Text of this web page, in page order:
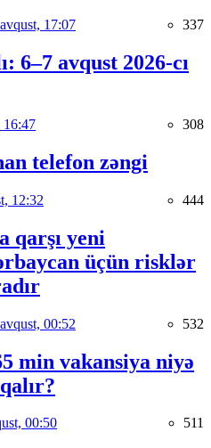
17:07 337
6–7 avqust 2026-cı
16:47 308
telefon zəngi
12:32 444
qarşı yeni
üçün risklər
00:52 532
min vakansiya niyə
00:50 511